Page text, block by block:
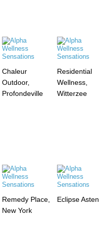
Chaleur
Outdoor,
Profondeville
Residential
Wellness,
Witterzee
Remedy Place,
New York
Eclipse Asten